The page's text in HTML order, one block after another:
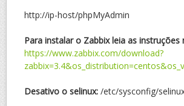
http://ip-host/phpMyAdmin
Para instalar o Zabbix leia as instruções
https://www.zabbix.com/download?
Desativo o selinux: /etc/sysconfig/